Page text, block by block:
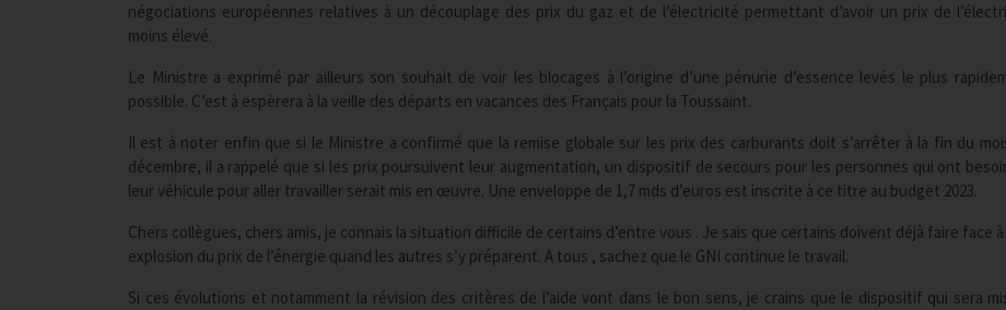
négociations européennes relatives à un découplage des prix du gaz et de l’électricité permettant d’avoir un prix de
moins élevé.
Le Ministre a exprimé par ailleurs son souhait de voir les blocages à l’origine d’une pénurie d’essence levés le plus
possible. C’est à espèrera à la veille des départs en vacances des Français pour la Toussaint.
Il est à noter enfin que si le Ministre a confirmé que la remise globale sur les prix des carburants doit s’arrêter à la fin du
décembre, il a rappelé que si les prix poursuivent leur augmentation, un dispositif de secours pour les personnes qui ont
leur véhicule pour aller travailler serait mis en œuvre. Une enveloppe de 1,7 mds d’euros est inscrite à ce titre au budget 2023.
Chers collègues, chers amis, je connais la situation difficile de certains d’entre vous . Je sais que certains doivent déjà faire face
explosion du prix de l’énergie quand les autres s’y préparent. A tous , sachez que le GNI continue le travail.
Si ces évolutions et notamment la révision des critères de l’aide vont dans le bon sens, je crains que le dispositif qui sera